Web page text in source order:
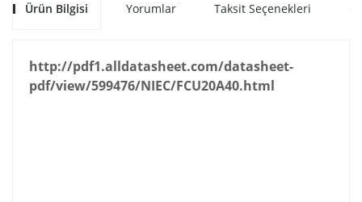
Ürün Bilgisi Yorumlar Taksit Seçenekleri
http://pdf1.alldatasheet.com/datasheet-
pdf/view/599476/NIEC/FCU20A40.html